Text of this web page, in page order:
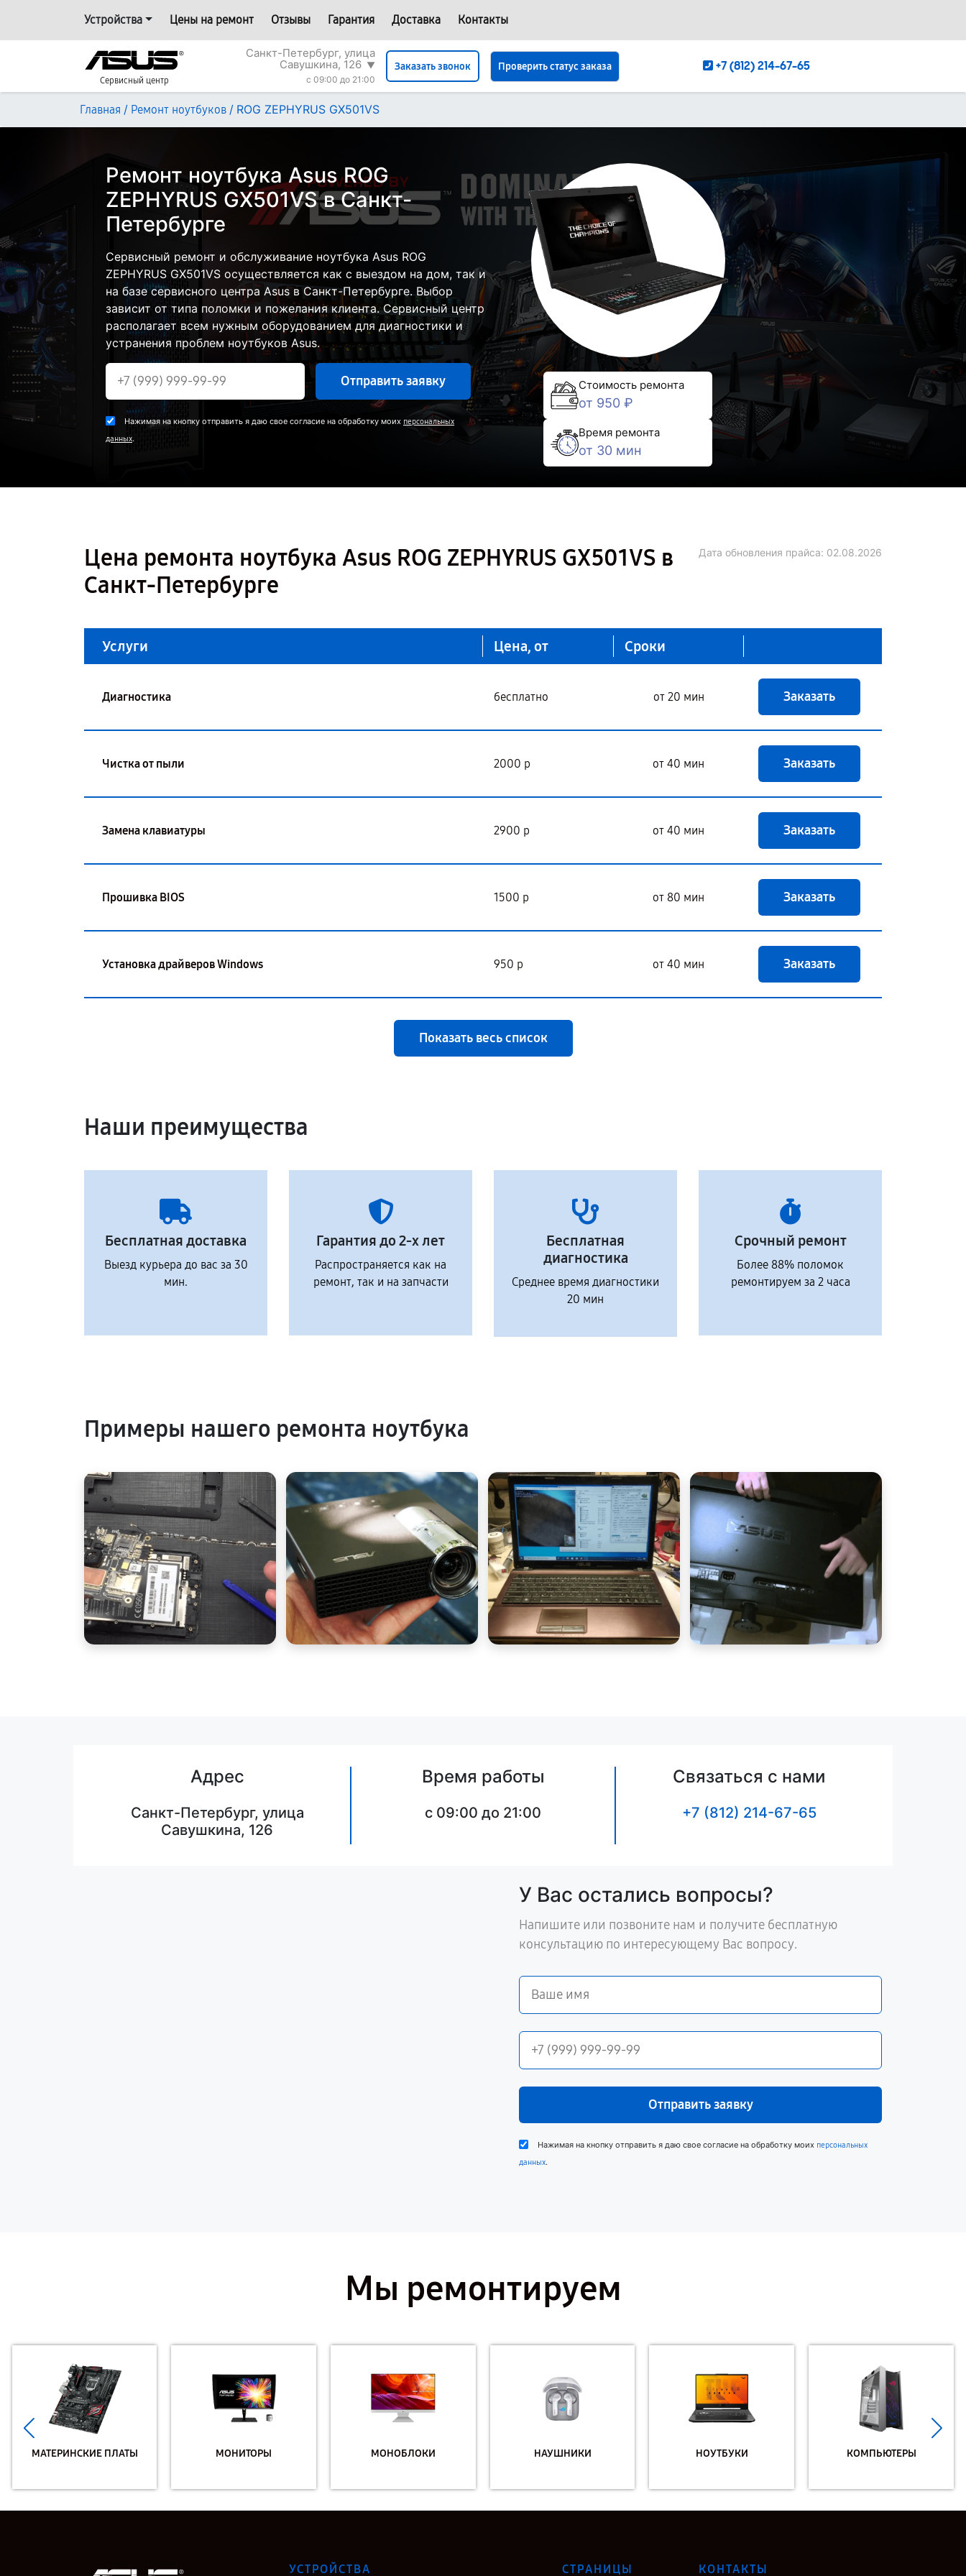
Устройства Цены на ремонт Отзывы Гарантия Доставка Контакты
Сервисный центр
Санкт-Петербург, улица
Савушкина, 126 ▼
c 09:00 до 21:00
Заказать звонок Проверить статус заказа +7 (812) 214-67-65
Главная / Ремонт ноутбуков / ROG ZEPHYRUS GX501VS
Ремонт ноутбука Asus ROG
ZEPHYRUS GX501VS в Санкт-
Петербурге
Сервисный ремонт и обслуживание ноутбука Asus ROG
ZEPHYRUS GX501VS осуществляется как с выездом на дом, так и
на базе сервисного центра Asus в Санкт-Петербурге. Выбор
зависит от типа поломки и пожелания клиента. Сервисный центр
располагает всем нужным оборудованием для диагностики и
устранения проблем ноутбуков Asus.
Отправить заявку
Нажимая на кнопку отправить я даю свое согласие на обработку моих персональных
данных.
Стоимость ремонта
от 950 ₽
Время ремонта
от 30 мин
Цена ремонта ноутбука Asus ROG ZEPHYRUS GX501VS в
Санкт-Петербурге
Дата обновления прайса: 02.08.2026
Услуги Цена, от Сроки
Диагностика бесплатно от 20 мин Заказать
Чистка от пыли 2000 р от 40 мин Заказать
Замена клавиатуры 2900 р от 40 мин Заказать
Прошивка BIOS 1500 р от 80 мин Заказать
Установка драйверов Windows 950 р от 40 мин Заказать
Показать весь список
Наши преимущества
Бесплатная доставка
Выезд курьера до вас за 30
мин.
Гарантия до 2-х лет
Распространяется как на
ремонт, так и на запчасти
Бесплатная
диагностика
Среднее время диагностики
20 мин
Срочный ремонт
Более 88% поломок
ремонтируем за 2 часа
Примеры нашего ремонта ноутбука
Адрес
Санкт-Петербург, улица
Савушкина, 126
Время работы
c 09:00 до 21:00
Связаться с нами
+7 (812) 214-67-65
У Вас остались вопросы?
Напишите или позвоните нам и получите бесплатную
консультацию по интересующему Вас вопросу.
Отправить заявку
Нажимая на кнопку отправить я даю свое согласие на обработку моих персональных
данных.
Мы ремонтируем
МАТЕРИНСКИЕ ПЛАТЫ МОНИТОРЫ МОНОБЛОКИ НАУШНИКИ НОУТБУКИ КОМПЬЮТЕРЫ
УСТРОЙСТВА СТРАНИЦЫ КОНТАКТЫ